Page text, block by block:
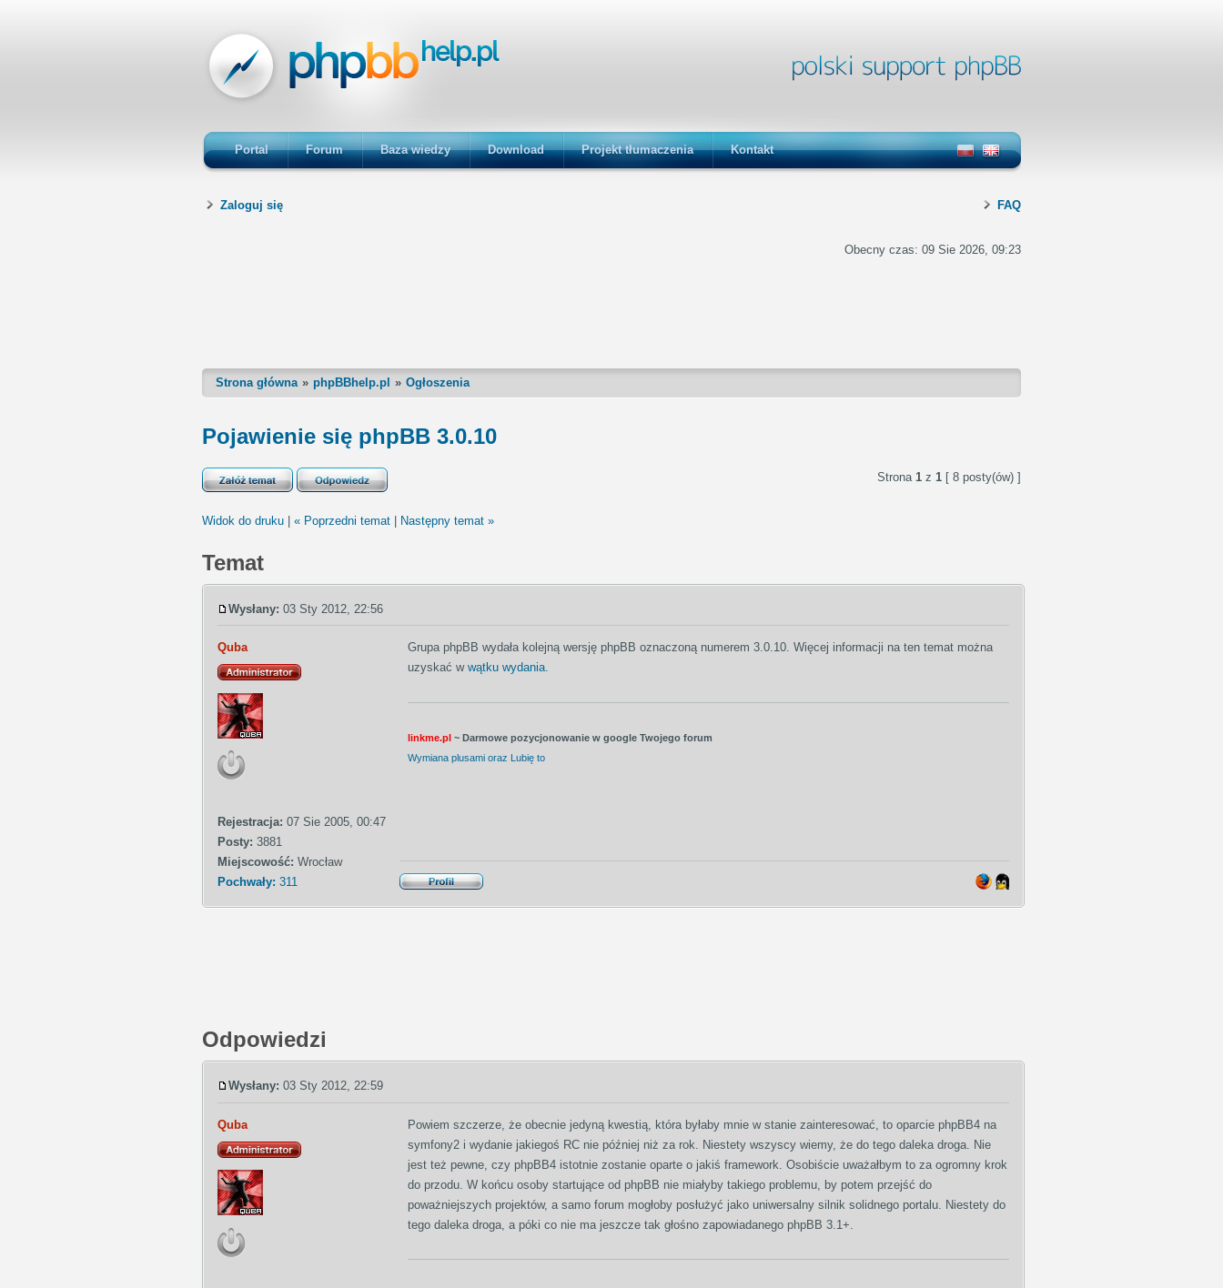
Portal Forum Baza wiedzy Download Projekt tłumaczenia Kontakt
Zaloguj się FAQ
Obecny czas: 09 Sie 2026, 09:23
Strona główna phpBBhelp.pl Ogłoszenia
Pojawienie się phpBB 3.0.10
Strona 1 z 1 [ 8 posty(ów) ]
Widok do druku | « Poprzedni temat | Następny temat »
Temat
Wysłany: 03 Sty 2012, 22:56
Quba
Rejestracja: 07 Sie 2005, 00:47
Posty: 3881
Miejscowość: Wrocław
Pochwały: 311
Grupa phpBB wydała kolejną wersję phpBB oznaczoną numerem 3.0.10. Więcej informacji na ten temat można
uzyskać w wątku wydania.
linkme.pl~ Darmowe pozycjonowanie w google Twojego forum
Wymiana plusami oraz Lubię to
Odpowiedzi
Wysłany: 03 Sty 2012, 22:59
Quba
Powiem szczerze, że obecnie jedyną kwestią, która byłaby mnie w stanie zainteresować, to oparcie phpBB4 na
symfony2 i wydanie jakiegoś RC nie później niż za rok. Niestety wszyscy wiemy, że do tego daleka droga. Nie
jest też pewne, czy phpBB4 istotnie zostanie oparte o jakiś framework. Osobiście uważałbym to za ogromny krok
do przodu. W końcu osoby startujące od phpBB nie miałyby takiego problemu, by potem przejść do
poważniejszych projektów, a samo forum mogłoby posłużyć jako uniwersalny silnik solidnego portalu. Niestety do
tego daleka droga, a póki co nie ma jeszcze tak głośno zapowiadanego phpBB 3.1+.